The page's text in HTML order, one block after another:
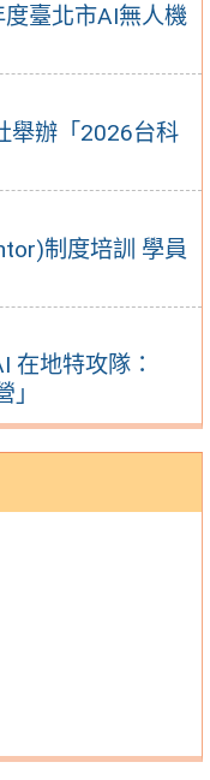
臺北市AI無人機
舉辦「2026台科
制度培訓 學員
在地特攻隊：